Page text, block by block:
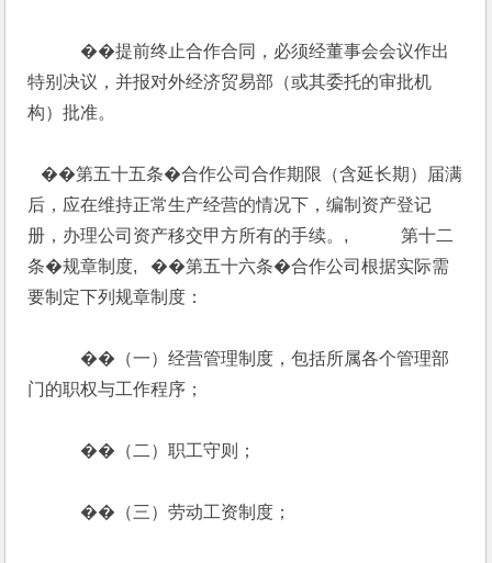
��提前终止合作合同，必须经董事会会议作出
特别决议，并报对外经济贸易部（或其委托的审批机
构）批准。
��第五十五条�合作公司合作期限（含延长期）届满
后，应在维持正常生产经营的情况下，编制资产登记
册，办理公司资产移交甲方所有的手续。,            第十二
条�规章制度,   ��第五十六条�合作公司根据实际需
要制定下列规章制度：
��（一）经营管理制度，包括所属各个管理部
门的职权与工作程序；
��（二）职工守则；
��（三）劳动工资制度；